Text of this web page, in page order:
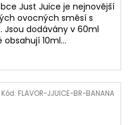
Just Juice je nejnovější
ovocných směsí s
Jsou dodávány v 60ml
10ml...
Kód: FLAVOR-JJUICE-BR-BANANA